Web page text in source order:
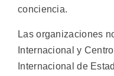
conciencia.
Las organizaciones
Internacional y
Internacional de